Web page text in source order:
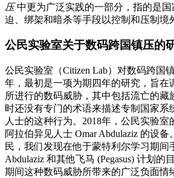
压中更为广泛实践的一部分，指的是
迫、绑架和暗杀等手段以控制和压制境
公民实验室关于数码跨国镇压的
公民实验室（Citizen Lab）对数码跨国
年，最初是一项为期四年的研究，旨在
所进行的数码威胁，其中包括流亡的藏
时还没有专门的术语来描述专制国家系
人士的这种行为。2018年，公民实验
阿拉伯异见人士 Omar Abdulaziz 的设
民，我们发现在他于蒙特利尔学习期间
Abdulaziz 和其他飞马 (Pegasus) 计划的
期间这种数码威胁所带来的广泛负面情